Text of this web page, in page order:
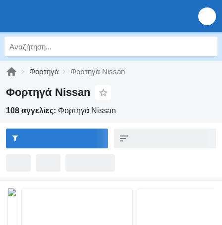
Φορτηγά Φορτηγά Nissan
Φορτηγά Nissan
108 αγγελίες: Φορτηγά Nissan